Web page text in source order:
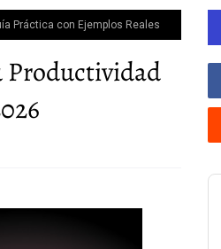
Práctica con Ejemplos Reales
Productividad